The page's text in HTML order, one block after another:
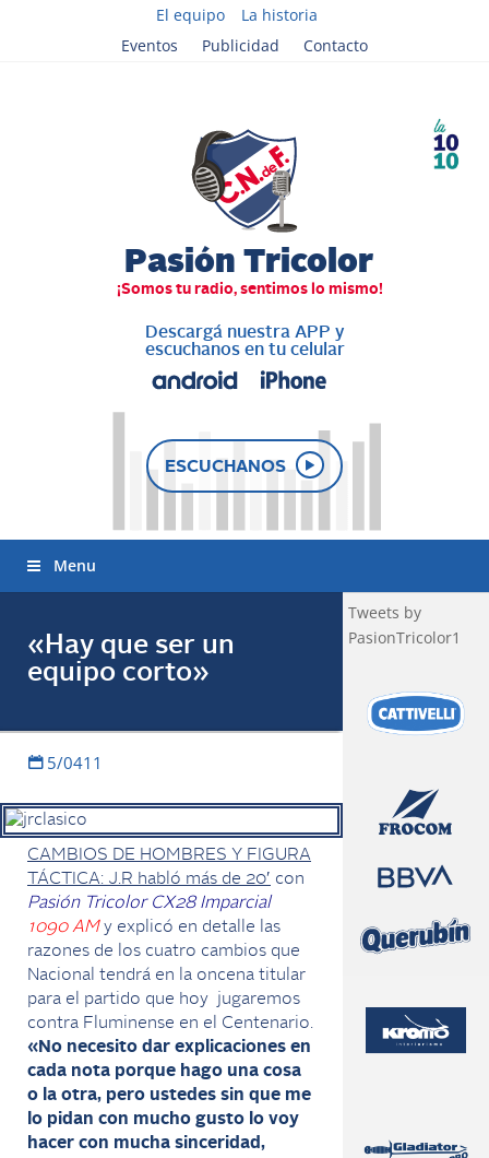
El equipo
La historia
Eventos
Publicidad Contacto
Descargá nuestra APP y
escuchanos en tu celular
ESCUCHANOS
Menu
«Hay que ser un
equipo corto»
5/0411
CAMBIOS DE HOMBRES Y FIGURA
TÁCTICA: J.R habló más de 20′ con
Pasión Tricolor CX28 Imparcial
1090 AM y explicó en detalle las
razones de los cuatro cambios que
Nacional tendrá en la oncena titular
para el partido que hoy jugaremos
contra Fluminense en el Centenario.
«No necesito dar explicaciones en
cada nota porque hago una cosa
o la otra, pero ustedes sin que me
lo pidan con mucho gusto lo voy
hacer con mucha sinceridad,
Tweets by
PasionTricolor1